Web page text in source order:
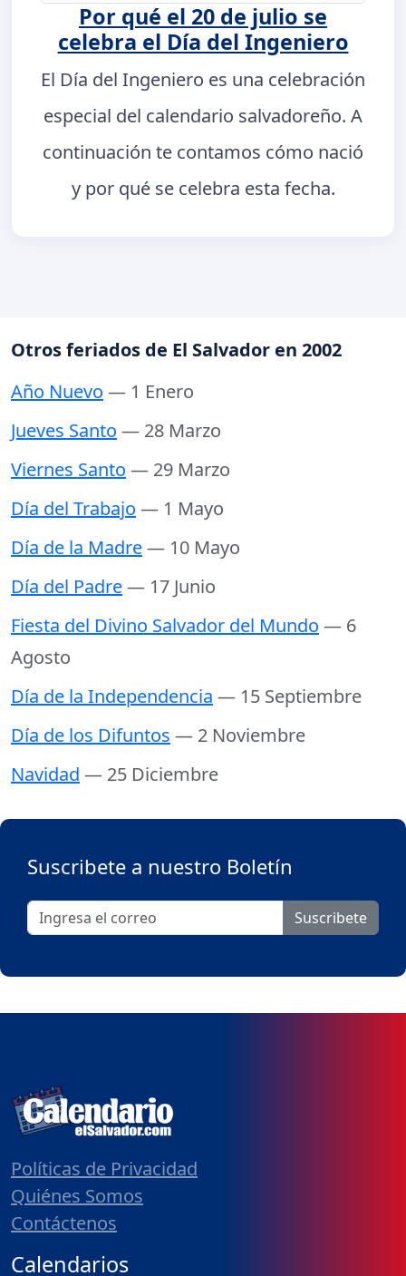
Por qué el 20 de julio se
celebra el Día del Ingeniero
El Día del Ingeniero es una celebración
especial del calendario salvadoreño. A
continuación te contamos cómo nació
y por qué se celebra esta fecha.
Otros feriados de El Salvador en 2002
Año Nuevo — 1 Enero
Jueves Santo — 28 Marzo
Viernes Santo — 29 Marzo
Día del Trabajo — 1 Mayo
Día de la Madre— 10 Mayo
Día del Padre— 17 Junio
Fiesta del Divino Salvador del Mundo — 6
Agosto
Día de la Independencia — 15 Septiembre
Día de los Difuntos — 2 Noviembre
Navidad — 25 Diciembre
Suscribete a nuestro Boletín
Suscribete
Políticas de Privacidad
Quiénes Somos
Contáctenos
Calendarios